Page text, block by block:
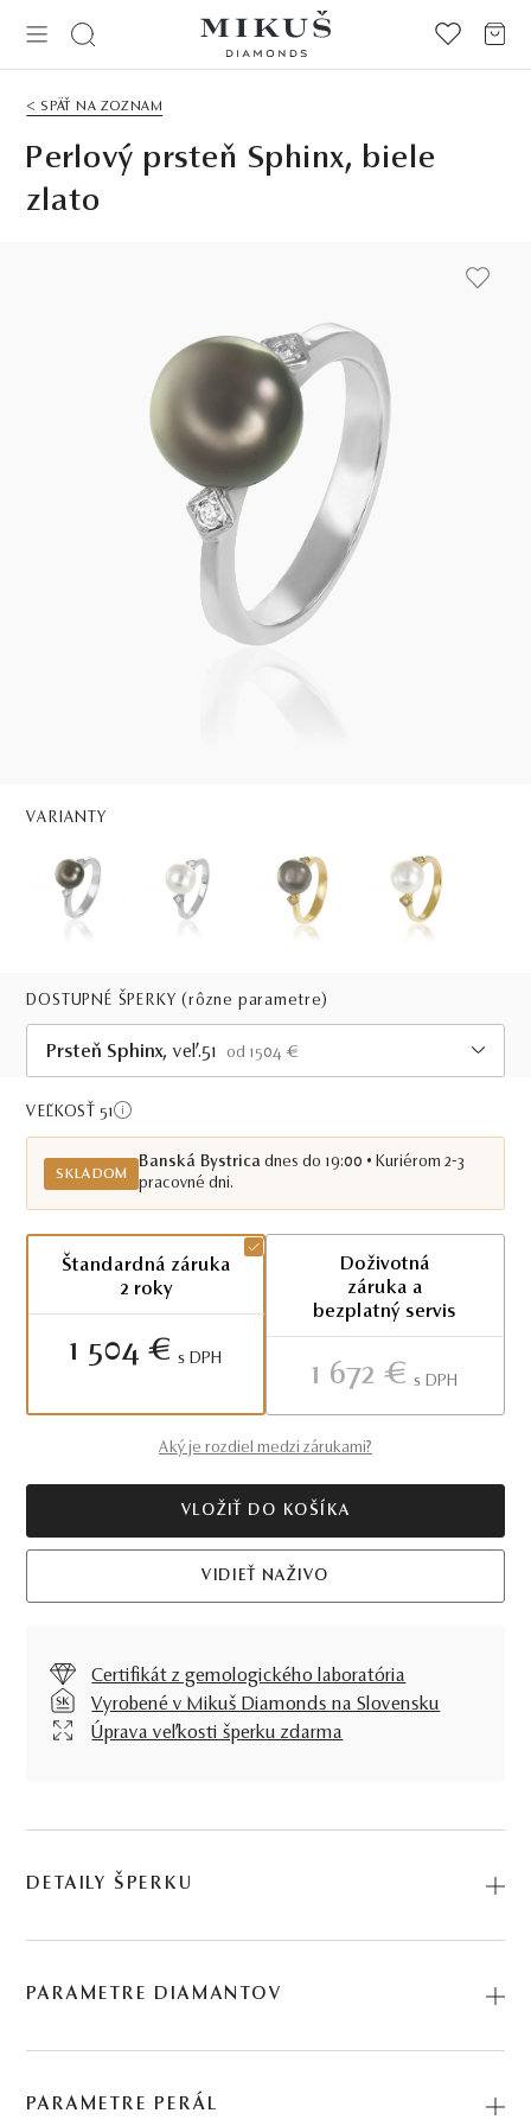
< SPÄŤ NA ZOZNAM
Perlový prsteň Sphinx, biele
zlato
VARIANTY
DOSTUPNÉ ŠPERKY(rôzne parametre)
Prsteň Sphinx, veľ.51
od 1504 €
Skladom BB
VEĽKOSŤ 51
SKLADOM
Banská Bystrica dnes do 19:00 • Kuriérom 2-3
pracovné dni.
Štandardná záruka
2 roky
1 504 € S DPH
Doživotná
záruka a
bezplatný servis
1 672 € S DPH
Aký je rozdiel medzi zárukami?
VLOŽIŤ DO KOŠÍKA
VIDIEŤ NAŽIVO
Certifikát z gemologického laboratória
Vyrobené v Mikuš Diamonds na Slovensku
Úprava veľkosti šperku zdarma
DETAILY ŠPERKU
prírodné materiály: biele zlato, tahitská perla, diamant.
0.025 ct
PARAMETRE DIAMANTOV
PARAMETRE PERÁL